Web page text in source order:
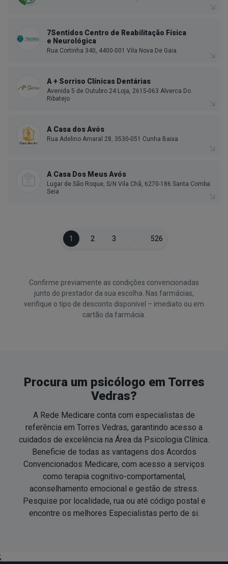
7Sentidos Centro de Reabilitação Física
e Neurológica
Rua Cortinha 340, 4400-001 Vila Nova De Gaia
A + Sorriso Clínicas Dentárias
Avenida 5 de Outubro 24 Loja, 2615-063 Alverca Do
Ribatejo
A Casa dos Avós
Rua Adelino Amaral 28, 3530-051 Cunha Baixa
A Casa Dos Meus Avós
Lugar de São Roque, S/N Vila Chã, 6270-186 Santa Comba
Seia
1 2 3 526
Confirme previamente as condições convencionadas
junto do prestador da sua escolha. Nas farmácias,
verifique o tipo de desconto disponível – imediato ou em
cartão da farmácia.
Procura um psicólogo em Torres
Vedras?
A Rede Medicare conta com especialistas de
referência em Torres Vedras, garantindo acesso a
cuidados de excelência na Área da Psicologia Clínica.
Beneficie de todas as vantagens dos Acordos
Convencionados Medicare, com acesso a serviços
como terapia cognitivo-comportamental,
aconselhamento emocional e gestão de stress.
Pesquise por localidade, rua ou até código postal e
encontre os melhores Especialistas perto de si.
;